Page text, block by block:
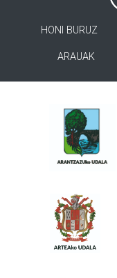
HONI BURUZ
ARAUAK